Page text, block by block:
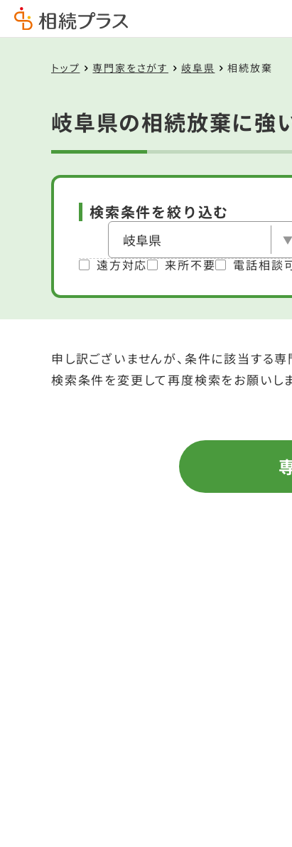
トップ 専門家をさがす 岐阜県 相続放棄
岐阜県の相続放棄に強
検索条件を絞り込む
遠方対応 来所不要 電話相談
申し訳ございませんが、条件に該当する専
検索条件を変更して再度検索をお願いしま